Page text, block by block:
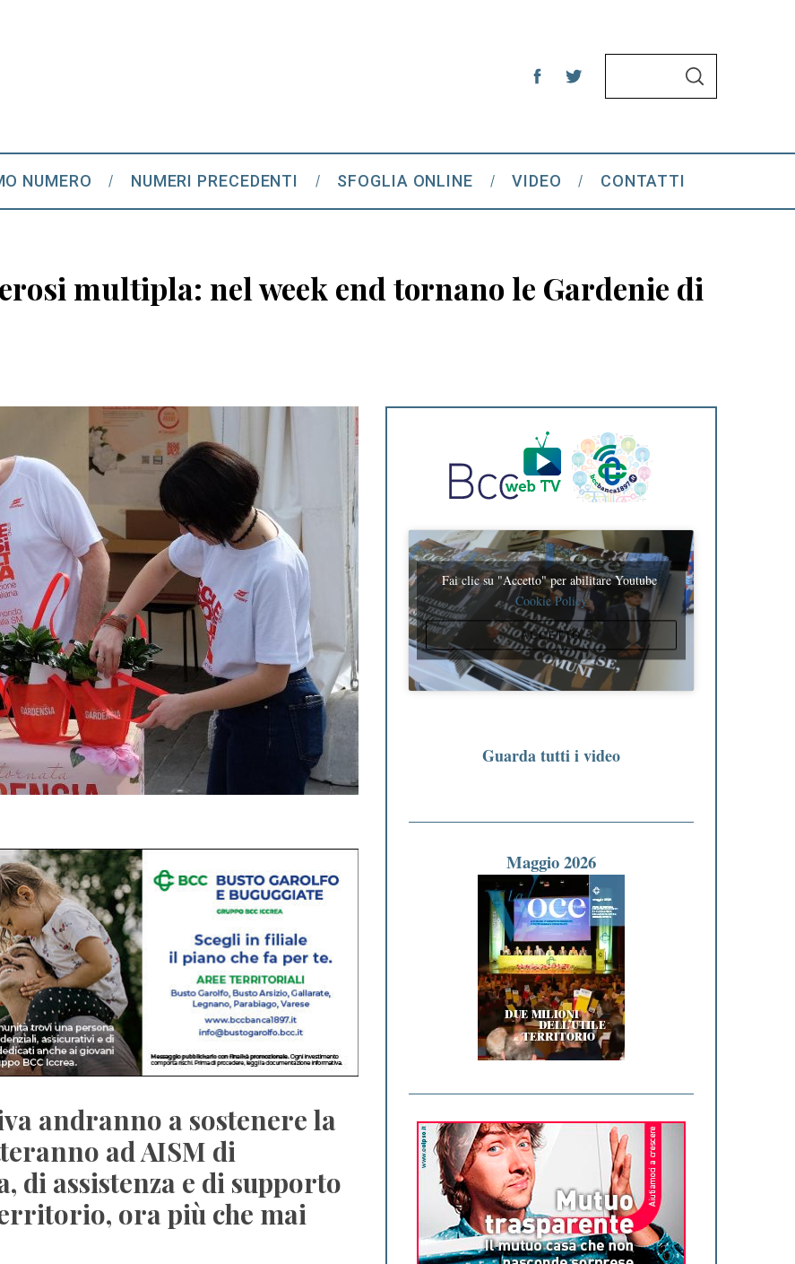
h
f
:
S
NUMERO NUMERI PRECEDENTI SFOGLIA ONLINE VIDEO CONTATTI
multipla: nel week end tornano le Gardenie di
andranno a sostenere la
ad AISM di
di assistenza e di supporto
ora più che mai
Fai clic su "Accetto" per abilitare Youtube
Cookie Policy
ACCETTO
Guarda tutti i video
Maggio 2026